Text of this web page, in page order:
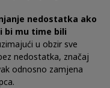
nedostatka ako
bi mu time bili
u obzir sve
nedostatka, značaj
odnosno zamjena